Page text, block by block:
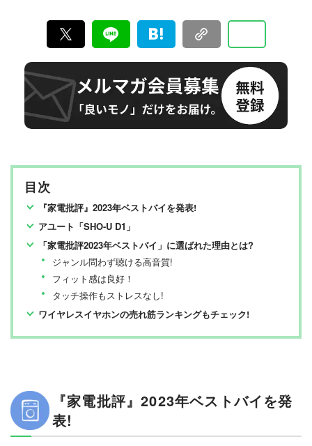
れることなく製品の本質的な性能を見極め、その良し悪
しをありのまま、雑誌およびWEBコンテンツとして発
信。編集長・阿部淳平を中心に、11名以上の編集体制で
日々の検証・記事制作を行っています。
目次
『家電批評』2023年ベストバイを発表!
アユート「SHO-U D1」​
「家電批評2023年ベストバイ」に選ばれた理由とは?
ジャンル問わず聴ける高音質!
フィット感は良好！
タッチ操作もストレスなし!
ワイヤレスイヤホンの売れ筋ランキングもチェック!
『家電批評』2023年ベストバイを発
表!